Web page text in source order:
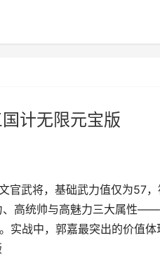
计无限元宝版
武将，基础武力值仅为57，
、高统帅与高魅力三大属性
实战中，郭嘉最突出的价值